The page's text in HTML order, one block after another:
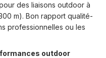
des liaisons outdoor à
m). Bon rapport qualité-
professionnelles ou les
outdoor